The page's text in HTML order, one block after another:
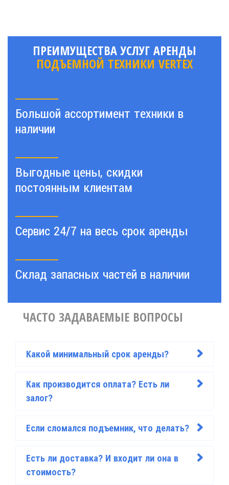
ПРЕИМУЩЕСТВА УСЛУГ АРЕНДЫ
ПОДЪЕМНОЙ ТЕХНИКИ VERTEX
Большой ассортимент техники в
наличии
Выгодные цены, скидки
постоянным клиентам
Сервис 24/7 на весь срок аренды
Склад запасных частей в наличии
ЧАСТО ЗАДАВАЕМЫЕ ВОПРОСЫ
Какой минимальный срок аренды? >
Как производится оплата? Есть ли
залог?
>
Если сломался подъемник, что делать? >
Есть ли доставка? И входит ли она в
стоимость?
>